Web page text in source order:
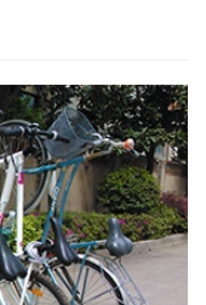
prestazioni antifurto che
che arrugginiscono
e sostituzione nel
campus scolastici e
biciclette non qualificate
ambientale complessiva
nascoste.